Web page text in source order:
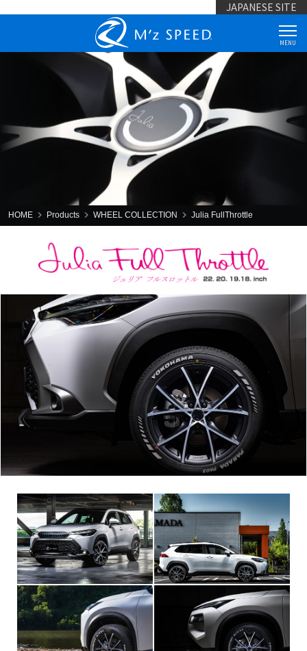
JAPANESE SITE
MENU
HOME Products WHEEL COLLECTION Julia FullThrottle